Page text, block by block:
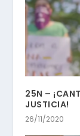
25N –
JUSTICIA!
26/11/2020